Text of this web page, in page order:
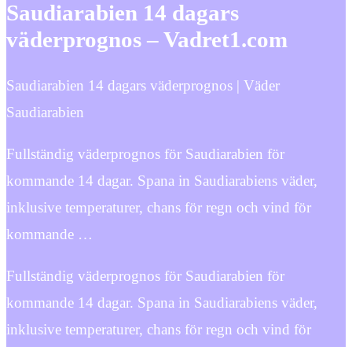
Saudiarabien 14 dagars
väderprognos – Vadret1.com
Saudiarabien 14 dagars väderprognos | Väder
Saudiarabien
Fullständig väderprognos för Saudiarabien för
kommande 14 dagar. Spana in Saudiarabiens väder,
inklusive temperaturer, chans för regn och vind för
kommande …
Fullständig väderprognos för Saudiarabien för
kommande 14 dagar. Spana in Saudiarabiens väder,
inklusive temperaturer, chans för regn och vind för